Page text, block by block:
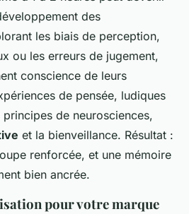
des
les biais de perception,
ou les erreurs de jugement,
conscience de leurs
de pensée, ludiques
de neurosciences,
et la bienveillance. Résultat :
renforcée, et une mémoire
bien ancrée.
pour votre marque